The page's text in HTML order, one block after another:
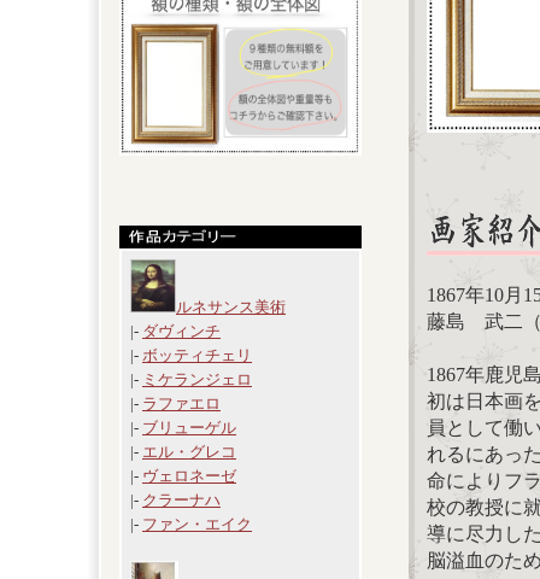
ルネサンス美術
|- ダヴィンチ
|- ボッティチェリ
|- ミケランジェロ
|- ラファエロ
|- ブリューゲル
|- エル・グレコ
|- ヴェロネーゼ
|- クラーナハ
|- ファン・エイク
1867年10月
藤島 武二
1867年鹿児
初は日本画
員として働
れるにあっ
命によりフ
校の教授に
導に尽力し
脳溢血のた